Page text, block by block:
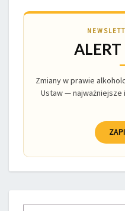
Zmiany w prawie
Ustaw —